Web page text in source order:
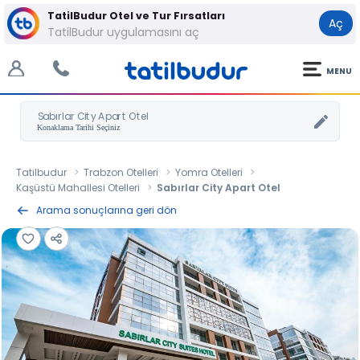
TatilBudur Otel ve Tur Fırsatları
TatilBudur uygulamasını aç
Aç
MENU
Sabırlar City Apart Otel
Tatilbudur Trabzon Otelleri
Yomra Otelleri
Kaşüstü Mahallesi Otelleri
Sabırlar City Apart Otel
Arama sonuçlarına geri dön